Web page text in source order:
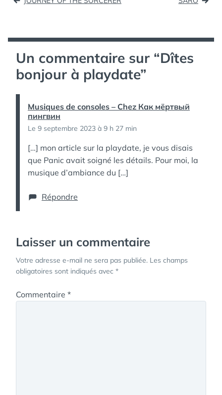
Un commentaire sur “Dîtes
bonjour à playdate”
Musiques de consoles – Chez Как мёртвый
пингвин
Le 9 septembre 2023 à 9 h 27 min
[…] mon article sur la playdate, je vous disais
que Panic avait soigné les détails. Pour moi, la
musique d’ambiance du […]
Répondre
Laisser un commentaire
Votre adresse e-mail ne sera pas publiée. Les champs
obligatoires sont indiqués avec *
Commentaire *